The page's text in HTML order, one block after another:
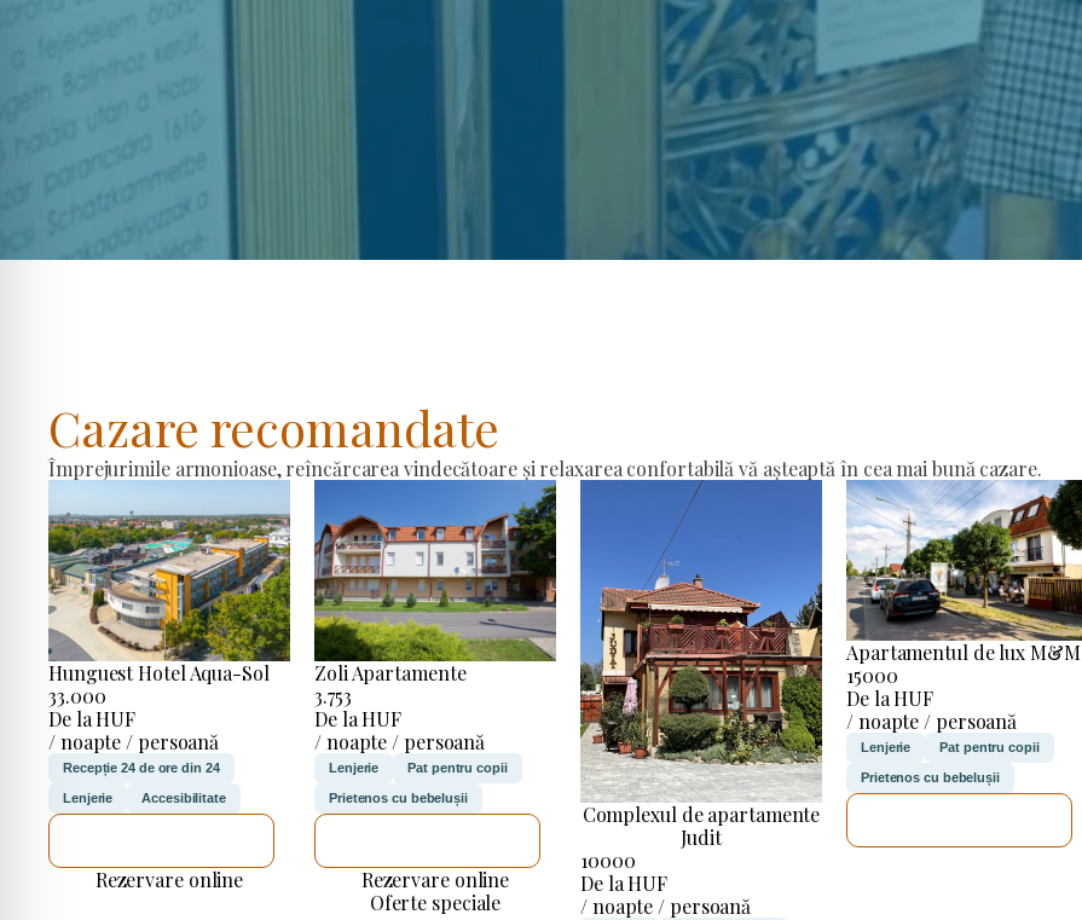
Cazare recomandate
Împrejurimile armonioase, reîncărcarea vindecătoare și relaxarea confortabilă vă așteaptă în cea mai bună cazare.
Hunguest Hotel Aqua-Sol
33.000
De la HUF
/ noapte / persoană
Recepție 24 de ore din 24
Lenjerie Accesibilitate
Rezervare online
Zoli Apartamente
3.753
De la HUF
/ noapte / persoană
Lenjerie Pat pentru copii
Prietenos cu bebelușii
Rezervare online
Oferte speciale
Complexul de apartamente
Judit
10000
De la HUF
/ noapte / persoană
Apartamentul de lux M&M
15000
De la HUF
/ noapte / persoană
Lenjerie Pat pentru copii
Prietenos cu bebelușii